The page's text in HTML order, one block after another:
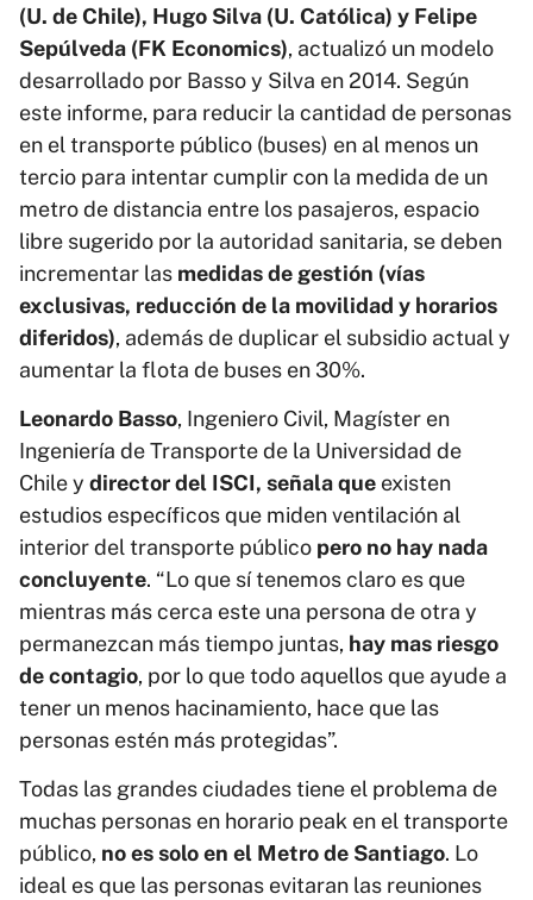
(U. de Chile), Hugo Silva (U. Católica) y Felipe
Sepúlveda (FK Economics), actualizó un modelo
desarrollado por Basso y Silva en 2014. Según
este informe, para reducir la cantidad de personas
en el transporte público (buses) en al menos un
tercio para intentar cumplir con la medida de un
metro de distancia entre los pasajeros, espacio
libre sugerido por la autoridad sanitaria, se deben
incrementar las medidas de gestión (vías
exclusivas, reducción de la movilidad y horarios
diferidos), además de duplicar el subsidio actual y
aumentar la flota de buses en 30%.
Leonardo Basso, Ingeniero Civil, Magíster en
Ingeniería de Transporte de la Universidad de
Chile y director del ISCI, señala que existen
estudios específicos que miden ventilación al
interior del transporte público pero no hay nada
concluyente. “Lo que sí tenemos claro es que
mientras más cerca este una persona de otra y
permanezcan más tiempo juntas, hay mas riesgo
de contagio, por lo que todo aquellos que ayude a
tener un menos hacinamiento, hace que las
personas estén más protegidas”.
Todas las grandes ciudades tiene el problema de
muchas personas en horario peak en el transporte
público, no es solo en el Metro de Santiago. Lo
ideal es que las personas evitaran las reuniones